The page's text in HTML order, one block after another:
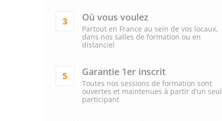
3 Où vous voulez
Partout en France au sein de vos locaux,
dans nos salles de formation ou en
distanciel
5 Garantie 1er inscrit
Toutes nos sessions de formation sont
ouvertes et maintenues à partir d’un seul
participant